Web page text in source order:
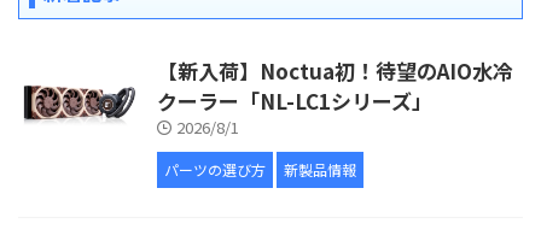
【新入荷】Noctua初！待望のAIO水冷
クーラー「NL-LC1シリーズ」
2026/8/1
パーツの選び方 新製品情報